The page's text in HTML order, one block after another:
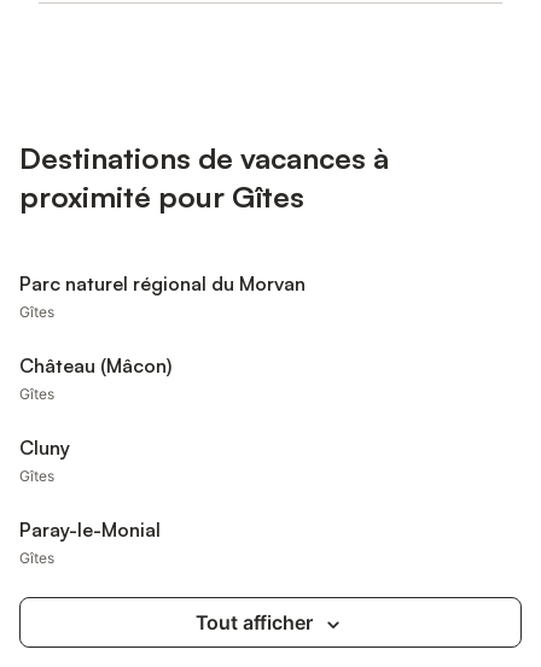
Destinations de vacances à
proximité pour Gîtes
Parc naturel régional du Morvan
Gîtes
Château (Mâcon)
Gîtes
Cluny
Gîtes
Paray-le-Monial
Gîtes
Tout afficher